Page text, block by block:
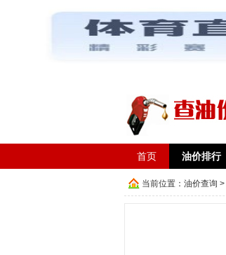
首页 油价排行
当前位置： 油价查询 >